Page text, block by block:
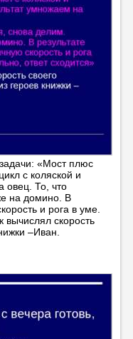
«Мост плюс
с коляской и
овец. То, что
на домино. В
и рога в уме.
вычислял скорость
–Иван.